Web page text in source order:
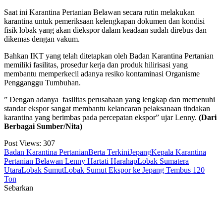
Saat ini Karantina Pertanian Belawan secara rutin melakukan
karantina untuk pemeriksaan kelengkapan dokumen dan kondisi
fisik lobak yang akan diekspor dalam keadaan sudah direbus dan
dikemas dengan vakum.
Bahkan IKT yang telah ditetapkan oleh Badan Karantina Pertanian
memiliki fasilitas, prosedur kerja dan produk hilirisasi yang
membantu memperkecil adanya resiko kontaminasi Organisme
Pengganggu Tumbuhan.
” Dengan adanya fasilitas perusahaan yang lengkap dan memenuhi
standar ekspor sangat membantu kelancaran pelaksanaan tindakan
karantina yang berimbas pada percepatan ekspor” ujar Lenny. (Dari
Berbagai Sumber/Nita)
Post Views: 307
Badan Karantina PertanianBerta TerkiniJepangKepala Karantina
Pertanian Belawan Lenny Hartati HarahapLobak Sumatera
UtaraLobak SumutLobak Sumut Ekspor ke Jepang Tembus 120
Ton
Sebarkan